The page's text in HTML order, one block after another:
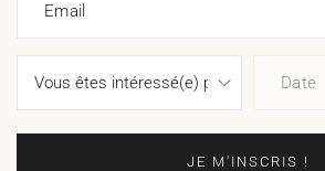
Email
Date
JE M'INSCRIS !